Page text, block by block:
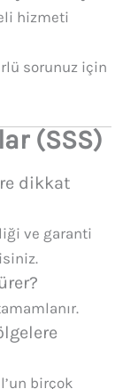
hizmeti
sorunuz için
(SSS)
dikkat
ve garanti
birçok